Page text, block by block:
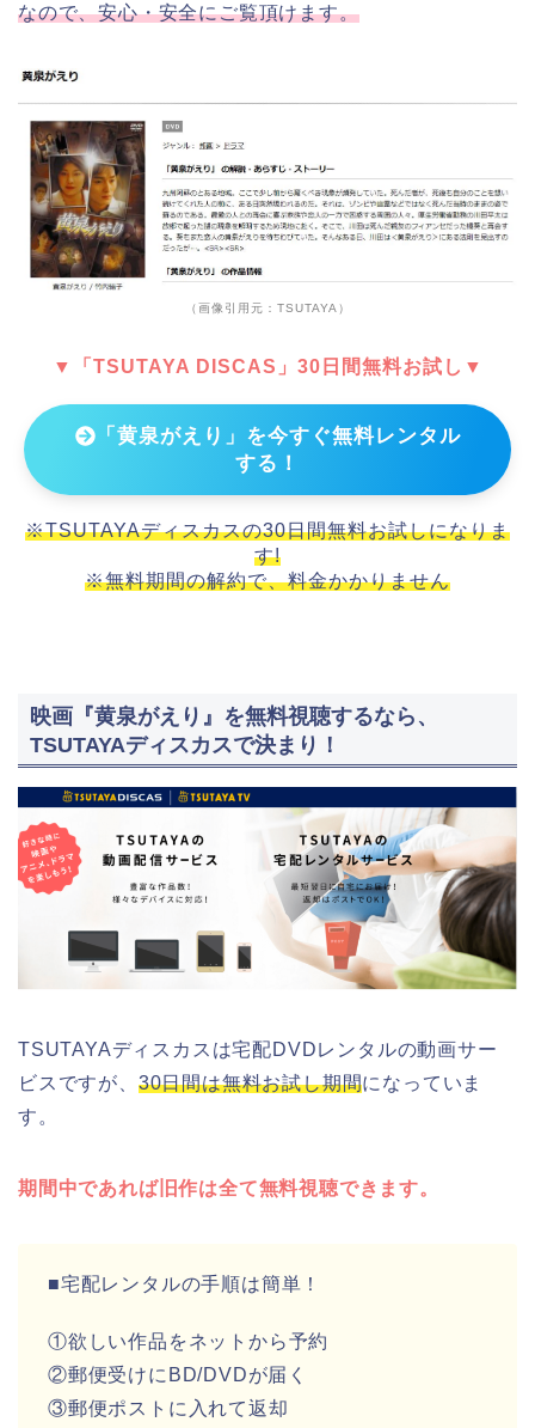
なので、安心・安全にご覧頂けます。
（画像引用元：TSUTAYA）
▼「TSUTAYA DISCAS」30日間無料お試し▼
「黄泉がえり」を今すぐ無料レンタル
する！
※TSUTAYAディスカスの30日間無料お試しになりま
す!
※無料期間の解約で、料金かかりません
映画『黄泉がえり』を無料視聴するなら、
TSUTAYAディスカスで決まり！
TSUTAYAディスカスは宅配DVDレンタルの動画サー
ビスですが、 30日間は無料お試し期間になっていま
す。
期間中であれば旧作は全て無料視聴できます。
■宅配レンタルの手順は簡単！
①欲しい作品をネットから予約
②郵便受けにBD/DVDが届く
③郵便ポストに入れて返却